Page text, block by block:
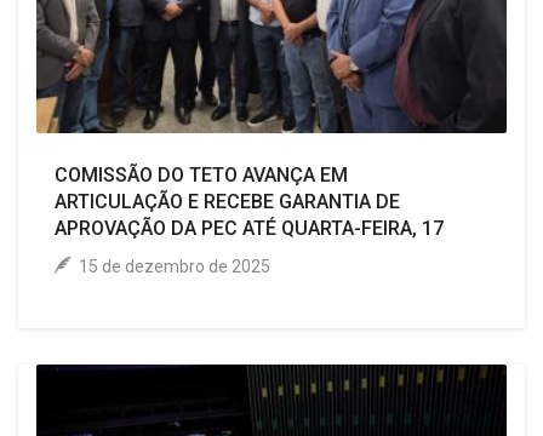
COMISSÃO DO TETO AVANÇA EM
ARTICULAÇÃO E RECEBE GARANTIA DE
APROVAÇÃO DA PEC ATÉ QUARTA-FEIRA, 17
15 de dezembro de 2025